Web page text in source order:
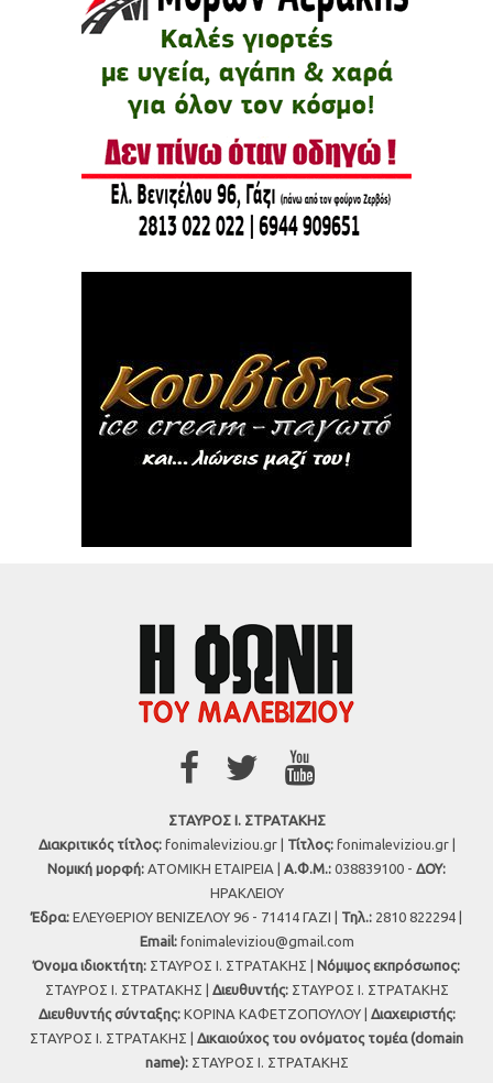
ΣΤΑΥΡΟΣ Ι. ΣΤΡΑΤΑΚΗΣ
Διακριτικός τίτλος:fonimaleviziou.gr | Τίτλος:fonimaleviziou.gr |
Νομική μορφή: ΑΤΟΜΙΚΗ ΕΤΑΙΡΕΙΑ | Α.Φ.Μ.: 038839100 - ΔΟΥ:
ΗΡΑΚΛΕΙΟΥ
Έδρα: ΕΛΕΥΘΕΡΙΟΥ ΒΕΝΙΖΕΛΟΥ 96 - 71414 ΓΑΖΙ | Τηλ.: 2810 822294 |
Εmail: fonimaleviziou@gmail.com
Όνομα ιδιοκτήτη: ΣΤΑΥΡΟΣ Ι. ΣΤΡΑΤΑΚΗΣ | Νόμιμος εκπρόσωπος:
ΣΤΑΥΡΟΣ Ι. ΣΤΡΑΤΑΚΗΣ | Διευθυντής:ΣΤΑΥΡΟΣ Ι. ΣΤΡΑΤΑΚΗΣ
Διευθυντής σύνταξης:ΚΟΡΙΝΑ ΚΑΦΕΤΖΟΠΟΥΛΟΥ | Διαχειριστής:
ΣΤΑΥΡΟΣ Ι. ΣΤΡΑΤΑΚΗΣ | Δικαιούχος του ονόματος τομέα (domain
name):ΣΤΑΥΡΟΣ Ι. ΣΤΡΑΤΑΚΗΣ